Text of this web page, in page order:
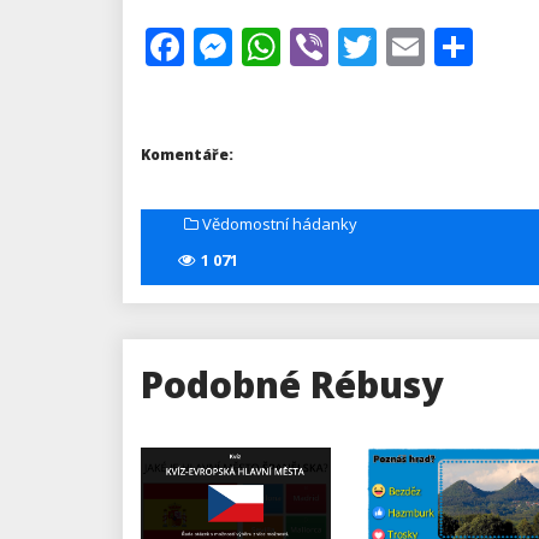
Facebook
Messenger
WhatsApp
ViberTwitter
Email
Komentáře:
Vědomostní hádanky
1 071
Podobné Rébusy